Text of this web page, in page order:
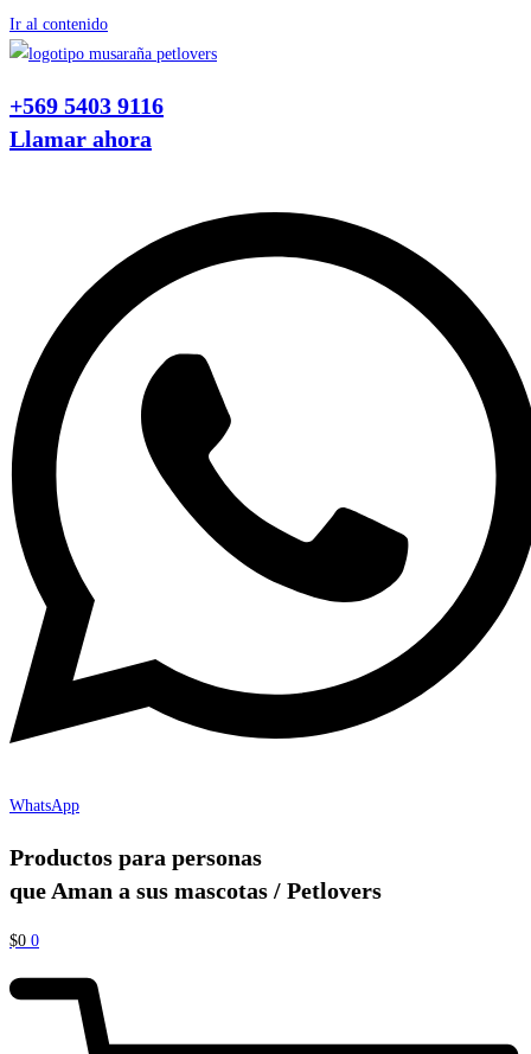
Ir al contenido
+569 5403 9116
Llamar ahora
WhatsApp
Productos para personas
que Aman a sus mascotas / Petlovers
$0 0